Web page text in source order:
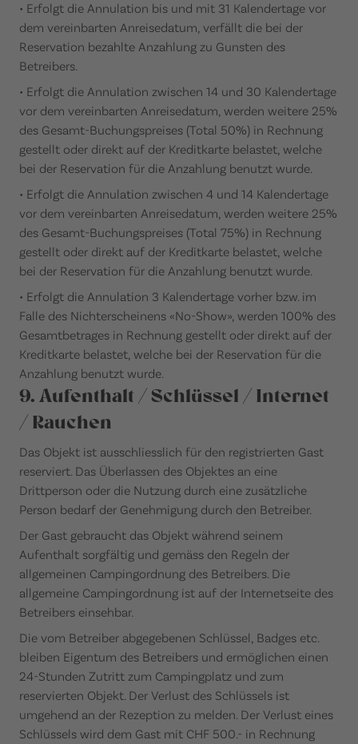
• Erfolgt die Annulation bis und mit 31 Kalendertage vor
dem vereinbarten Anreisedatum, verfällt die bei der
Reservation bezahlte Anzahlung zu Gunsten des
Betreibers.
• Erfolgt die Annulation zwischen 14 und 30 Kalendertage
vor dem vereinbarten Anreisedatum, werden weitere 25%
des Gesamt-Buchungspreises (Total 50%) in Rechnung
gestellt oder direkt auf der Kreditkarte belastet, welche
bei der Reservation für die Anzahlung benutzt wurde.
• Erfolgt die Annulation zwischen 4 und 14 Kalendertage
vor dem vereinbarten Anreisedatum, werden weitere 25%
des Gesamt-Buchungspreises (Total 75%) in Rechnung
gestellt oder direkt auf der Kreditkarte belastet, welche
bei der Reservation für die Anzahlung benutzt wurde.
• Erfolgt die Annulation 3 Kalendertage vorher bzw. im
Falle des Nichterscheinens «No-Show», werden 100% des
Gesamtbetrages in Rechnung gestellt oder direkt auf der
Kreditkarte belastet, welche bei der Reservation für die
Anzahlung benutzt wurde.
9. Aufenthalt / Schlüssel / Internet
/ Rauchen
Das Objekt ist ausschliesslich für den registrierten Gast
reserviert. Das Überlassen des Objektes an eine
Drittperson oder die Nutzung durch eine zusätzliche
Person bedarf der Genehmigung durch den Betreiber.
Der Gast gebraucht das Objekt während seinem
Aufenthalt sorgfältig und gemäss den Regeln der
allgemeinen Campingordnung des Betreibers. Die
allgemeine Campingordnung ist auf der Internetseite des
Betreibers einsehbar.
Die vom Betreiber abgegebenen Schlüssel, Badges etc.
bleiben Eigentum des Betreibers und ermöglichen einen
24-Stunden Zutritt zum Campingplatz und zum
reservierten Objekt. Der Verlust des Schlüssels ist
umgehend an der Rezeption zu melden. Der Verlust eines
Schlüssels wird dem Gast mit CHF 500.- in Rechnung